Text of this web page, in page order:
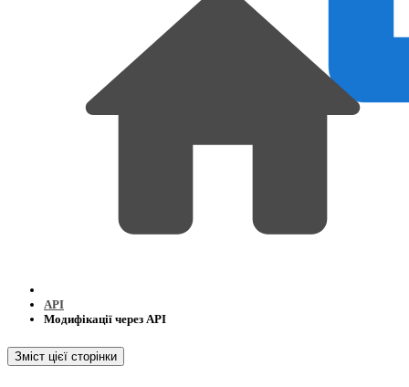
API
Модифікації через API
Зміст цієї сторінки